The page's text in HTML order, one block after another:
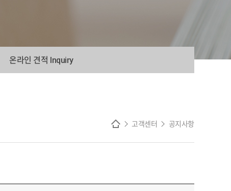
온라인 견적 Inquiry
고객센터 공지사항